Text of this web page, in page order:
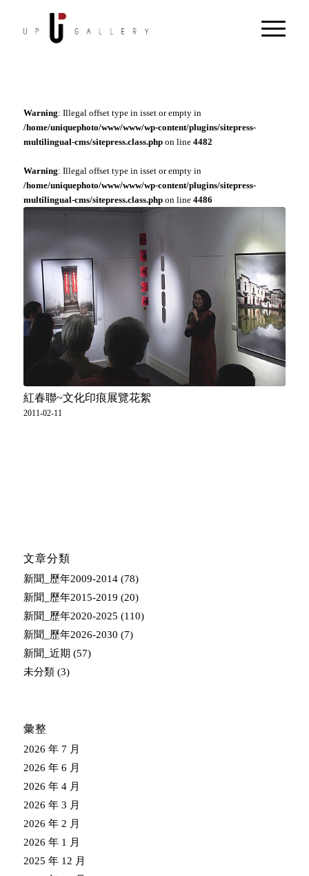
Warning: Illegal offset type in isset or empty in
/home/uniquephoto/www/www/wp-content/plugins/sitepress-
multilingual-cms/sitepress.class.phpon line 4482
Warning: Illegal offset type in isset or empty in
/home/uniquephoto/www/www/wp-content/plugins/sitepress-
multilingual-cms/sitepress.class.phpon line 4486
紅春聯~文化印痕展覽花絮
2011-02-11
文章分類
新聞_歷年2009-2014(78)
新聞_歷年2015-2019 (20)
新聞_歷年2020-2025 (110)
新聞_歷年2026-2030 (7)
新聞_近期 (57)
未分類(3)
彙整
2026 年 7 月
2026 年 6 月
2026 年 4 月
2026 年 3 月
2026 年 2 月
2026 年 1 月
2025 年 12 月